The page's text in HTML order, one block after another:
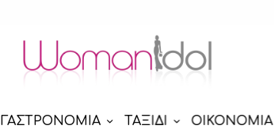
ΓΑΣΤΡΟΝΟΜΙΑ ΤΑΞΙΔΙ ΟΙΚΟΝΟΜΙΑ